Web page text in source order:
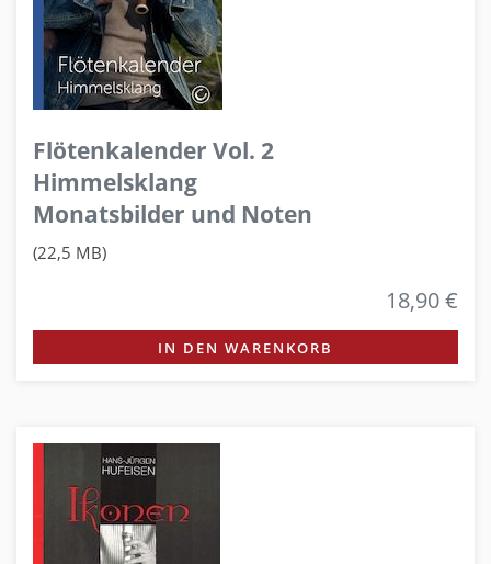
Flötenkalender Vol. 2
Himmelsklang
Monatsbilder und Noten
(22,5 MB)
18,90 €
IN DEN WARENKORB